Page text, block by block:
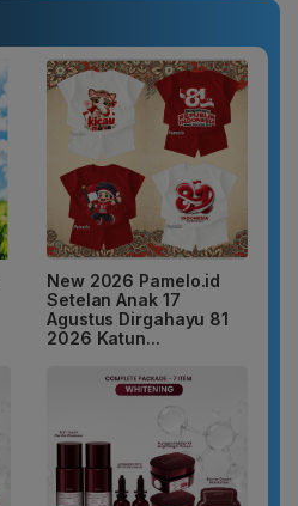
New 2026 Pamelo.id
Setelan Anak 17
Agustus Dirgahayu 81
2026 Katun...